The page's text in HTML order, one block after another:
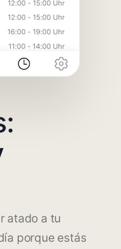
atado a tu
porque estás